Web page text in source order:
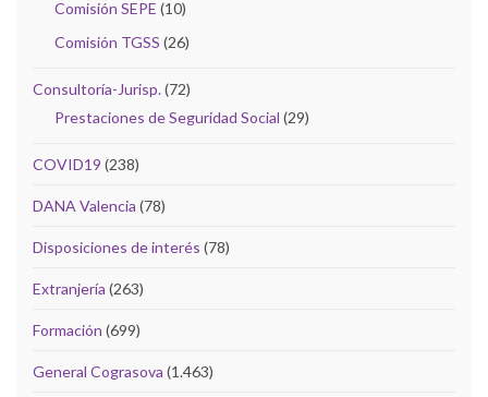
Comisión SEPE (10)
Comisión TGSS (26)
Consultoría-Jurisp.(72)
Prestaciones de Seguridad Social (29)
COVID19 (238)
DANA Valencia (78)
Disposiciones de interés (78)
Extranjería (263)
Formación (699)
General Cograsova (1.463)